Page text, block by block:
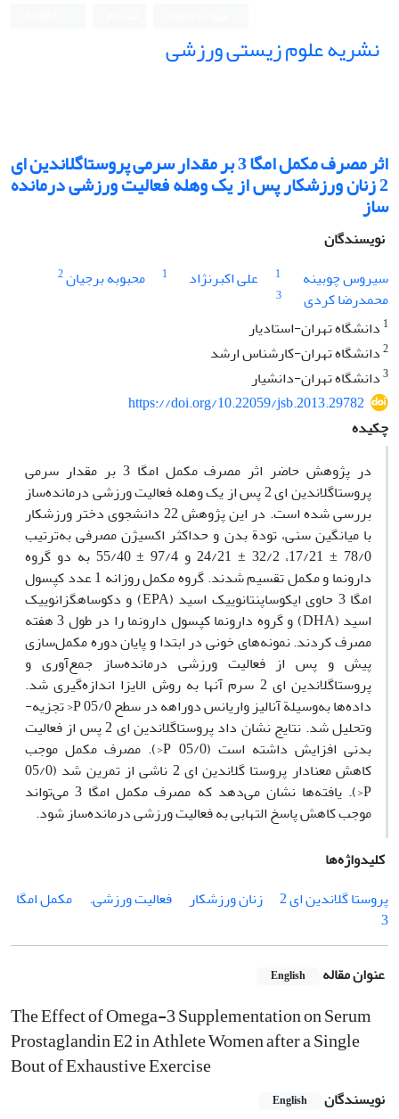
نشریه علوم زیستی ورزشی
اثر مصرف مکمل امگا 3 بر مقدار سرمی پروستاگلاندین ای
2 زنان ورزشکار پس از یک وهله فعالیت ورزشی درمانده
ساز
نویسندگان
سیروس چوبینه
1 علی اکبرنژاد 1 محبوبه برجیان2
محمدرضا کردی
3
1 دانشگاه تهران-استادیار
2دانشگاه تهران-کارشناس ارشد
3دانشگاه تهران-دانشیار
https://doi.org/10.22059/jsb.2013.29782
چکیده
در پژوهش حاضر اثر مصرف مکمل امگا 3 بر مقدار سرمی
پروستاگلاندین ای 2 پس از یک وهله فعالیت ورزشی درمانده‌ساز
بررسی شده است. در این پژوهش 22 دانشجوی دختر ورزشکار
با میانگین سنی، تودة بدن و حداکثر اکسیژن مصرفی به‌ترتیب
78/0 ± 17/21، 32/2 ± 24/21 و 97/4 ± 55/40 به دو گروه
دارونما و مکمل تقسیم شدند. گروه مکمل روزانه 1 عدد کپسول
امگا 3 حاوی ایکوساپنتانوییک اسید (EPA) و دکوساهگزانوییک
اسید (DHA) و گروه دارونما کپسول دارونما را در طول 3 هفته
مصرف کردند. نمونه‌های خونی در ابتدا و پایان دوره مکمل‌سازی
پیش و پس از فعالیت ورزشی درمانده‌ساز جمع‌آوری و
پروستاگلاندین ای 2 سرم آنها به روش الایزا اندازه‌گیری شد.
داده‌ها به‌وسیلة آنالیز واریانس دوراهه در سطح 05/0 P< تجزیه-
وتحلیل شد. نتایج نشان داد پروستاگلاندین ای 2 پس از فعالیت
بدنی افزایش داشته است (05/0 P<). مصرف مکمل موجب
کاهش معنادار پروستا گلاندین ای 2 ناشی از تمرین شد (05/0
P<). یافته‌ها نشان می‌دهد که مصرف مکمل امگا 3 می‌تواند
موجب کاهش پاسخ التهابی به فعالیت ورزشی درمانده‌ساز شود.
کلیدواژه‌ها
پروستا گلاندین ای 2
زنان ورزشکار فعالیت ورزشی.
مکمل امگا
3
عنوان مقاله English
The Effect of Omega-3 Supplementation on Serum
Prostaglandin E2 in Athlete Women after a Single
Bout of Exhaustive Exercise
نویسندگان English